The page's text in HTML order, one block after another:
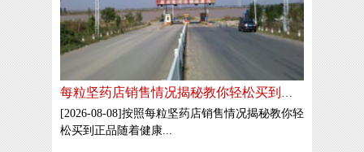
[2026-08-08]按照每粒坚药店销售情况揭秘教你轻
松买到正品随着健康...